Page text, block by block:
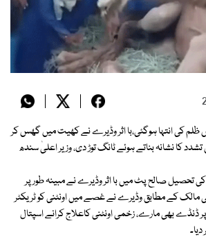
کی انتہا ہوگئی،با اثر وڈیرے نے کھیت میں گھس کر
تشدد کا نشانہ بناتے ہوئے ٹانگ توڑ دی، وزیر اعلیٰ سندھ
تحصیل صالح پٹ میں با اثر وڈیرے نے مبینہ طور پر
مالک کے مطابق وڈیرے نے غصے میں اونٹنی کو ٹریکٹر
ڈنڈے بھی مارے، زخمی اونٹنی کاعلاج کرانے اسپتال